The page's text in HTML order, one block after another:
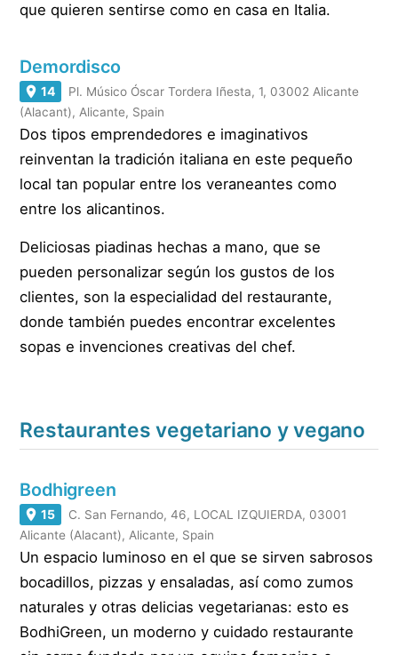
que quieren sentirse como en casa en Italia.
Demordisco
14
Pl. Músico Óscar Tordera Iñesta, 1, 03002 Alicante
(Alacant), Alicante, Spain
Dos tipos emprendedores e imaginativos
reinventan la tradición italiana en este pequeño
local tan popular entre los veraneantes como
entre los alicantinos.
Deliciosas piadinas hechas a mano, que se
pueden personalizar según los gustos de los
clientes, son la especialidad del restaurante,
donde también puedes encontrar excelentes
sopas e invenciones creativas del chef.
Restaurantes vegetariano y vegano
Bodhigreen
15
C. San Fernando, 46, LOCAL IZQUIERDA, 03001
Alicante (Alacant), Alicante, Spain
Un espacio luminoso en el que se sirven sabrosos
bocadillos, pizzas y ensaladas, así como zumos
naturales y otras delicias vegetarianas: esto es
BodhiGreen, un moderno y cuidado restaurante